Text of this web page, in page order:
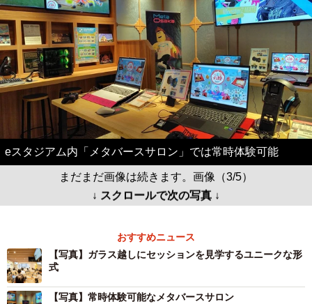
eスタジアム内「メタバースサロン」では常時体験可能
まだまだ画像は続きます。画像（3/5）
↓ スクロールで次の写真 ↓
おすすめニュース
【写真】ガラス越しにセッションを見学するユニークな形
式
【写真】常時体験可能なメタバースサロン